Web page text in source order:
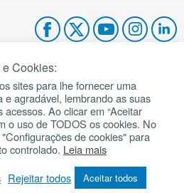
Paulo II
os direitos reservados.
Cookies:
sites para lhe fornecer uma
e agradável, lembrando as suas
Ao clicar em “Aceitar
o uso de TODOS os cookies. No
de cookies" para
controlado. Leia mais
Rejeitar todos Aceitar todos